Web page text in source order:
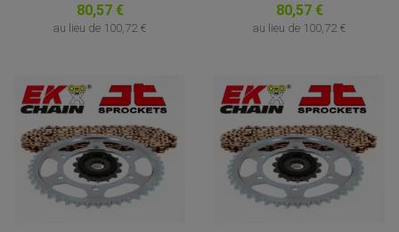
80,57 €
au lieu de 100,72 €
80,57 €
au lieu de 100,72 €